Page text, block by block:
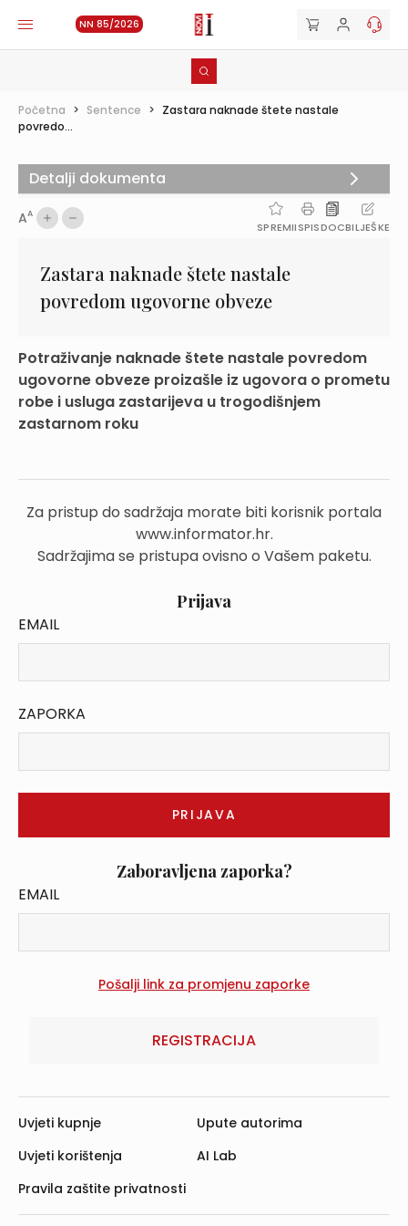
NN 85/2026
Početna > Sentence > Zastara naknade štete nastale
povredo...
AA
SPREMIISPISDOCBILJEŠKE
Zastara naknade štete nastale
povredom ugovorne obveze
Potraživanje naknade štete nastale povredom
ugovorne obveze proizašle iz ugovora o prometu
robe i usluga zastarijeva u trogodišnjem
zastarnom roku
Za pristup do sadržaja morate biti korisnik portala
www.informator.hr.
Sadržajima se pristupa ovisno o Vašem paketu.
Prijava
EMAIL
ZAPORKA
Zaboravljena zaporka?
EMAIL
REGISTRACIJA
Detalji dokumenta
Uvjeti kupnje
Uvjeti korištenja
Pravila zaštite privatnosti
Upute autorima
AI Lab